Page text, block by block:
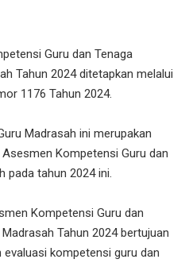
Guru dan Tenaga
Tahun 2024 ditetapkan melalui
1176 Tahun 2024.
Madrasah ini merupakan
Kompetensi Guru dan
pada tahun 2024 ini.
Kompetensi Guru dan
Tahun 2024 bertujuan
kompetensi guru dan